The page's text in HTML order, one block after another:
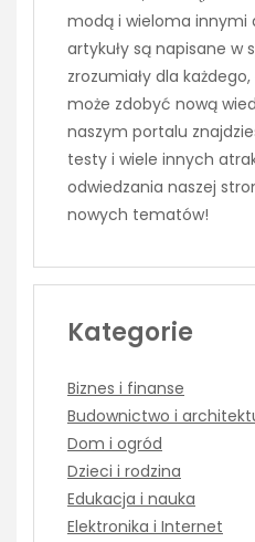
modą i wieloma innymi
artykuły są napisane w
zrozumiały dla
może zdobyć nową
naszym portalu
testy i wiele innych
odwiedzania naszej
nowych tematów!
Kategorie
Biznes i finanse
Budownictwo i
Dom i ogród
Dzieci i rodzina
Edukacja i nauka
Elektronika i Internet